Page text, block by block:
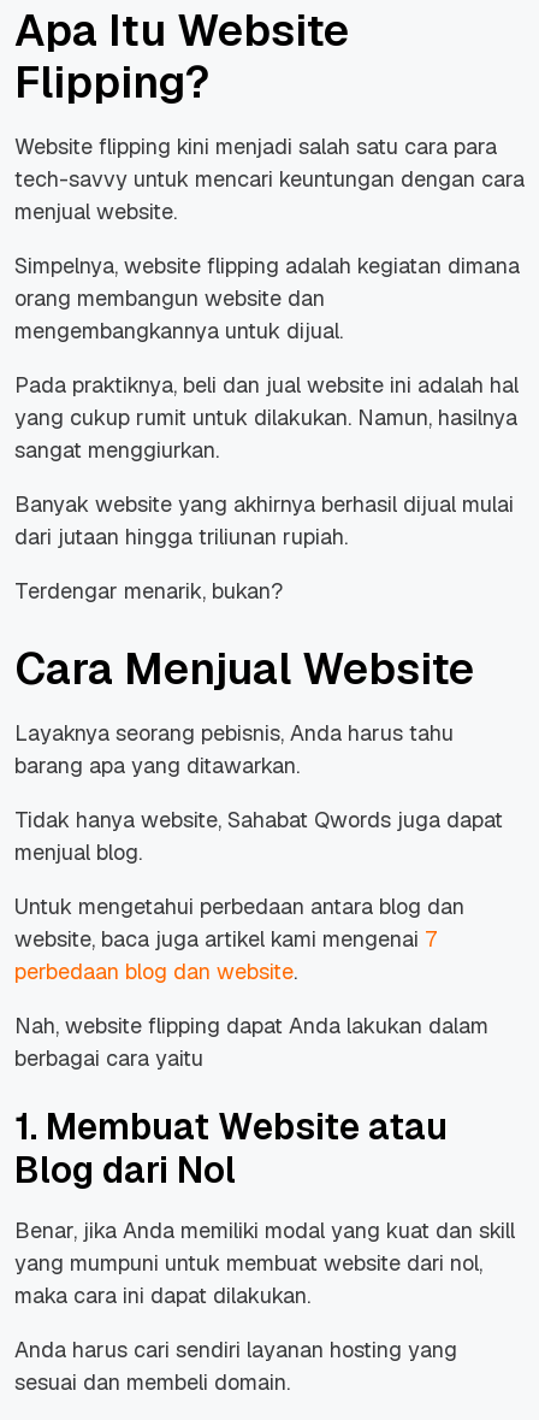
Apa Itu Website
Flipping?
Website flipping kini menjadi salah satu cara para
tech-savvy untuk mencari keuntungan dengan cara
menjual website.
Simpelnya, website flipping adalah kegiatan dimana
orang membangun website dan
mengembangkannya untuk dijual.
Pada praktiknya, beli dan jual website ini adalah hal
yang cukup rumit untuk dilakukan. Namun, hasilnya
sangat menggiurkan.
Banyak website yang akhirnya berhasil dijual mulai
dari jutaan hingga triliunan rupiah.
Terdengar menarik, bukan?
Cara Menjual Website
Layaknya seorang pebisnis, Anda harus tahu
barang apa yang ditawarkan.
Tidak hanya website, Sahabat Qwords juga dapat
menjual blog.
Untuk mengetahui perbedaan antara blog dan
website, baca juga artikel kami mengenai 7
perbedaan blog dan website.
Nah, website flipping dapat Anda lakukan dalam
berbagai cara yaitu
1. Membuat Website atau
Blog dari Nol
Benar, jika Anda memiliki modal yang kuat dan skill
yang mumpuni untuk membuat website dari nol,
maka cara ini dapat dilakukan.
Anda harus cari sendiri layanan hosting yang
sesuai dan membeli domain.